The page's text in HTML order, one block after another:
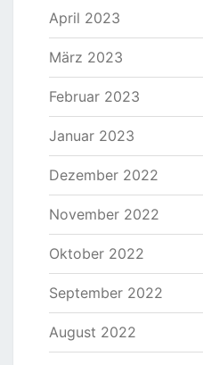
April 2023
März 2023
Februar 2023
Januar 2023
Dezember 2022
November 2022
Oktober 2022
September 2022
August 2022